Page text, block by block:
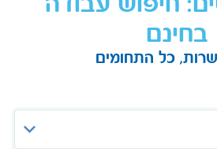
בחינם
כל התחומים